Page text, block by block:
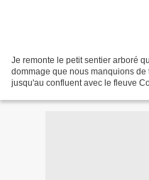
Je remonte le petit sentier arboré
dommage que nous manquions
jusqu'au confluent avec le fleuve